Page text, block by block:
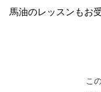
馬油のレッスンもお
こ